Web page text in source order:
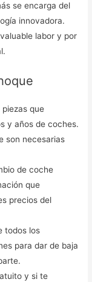
se encarga del
innovadora.
labor y por
que
y años de coches.
son necesarias
de coche
que
precios del
todos los
para dar de baja
y si te